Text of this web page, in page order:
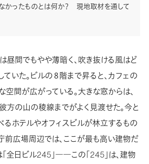
かったものとは何か？ 現地取材を通して
間でもやや薄暗く、吹き抜ける風はど
いた。ビルの８階まで昇ると、カフェの
間が広がっている。大きな窓からは、
方の山の稜線までがよく見渡せた。今と
るホテルやオフィスビルが林立するもの
前広場周辺では、ここが最も高い建物だ
全日ビル245」――この「245」は、建物